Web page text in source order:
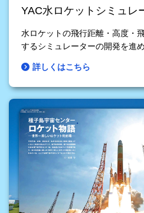
YAC水ロケットシミュレ
水ロケットの飛行距離・高度・
するシミュレーターの開発を進
詳しくはこちら